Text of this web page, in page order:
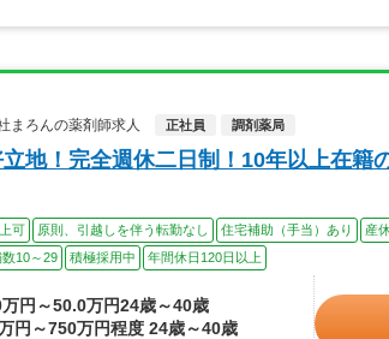
まろんの薬剤師求人
正社員 調剤薬局
立地！完全週休二日制！10年以上在籍
可 原則、引越しを伴う転勤なし 住宅補助（手当）あり 産
数10～29 積極採用中 年間休日120日以上
万円～50.0万円24歳～40歳
円～750万円程度 24歳～40歳